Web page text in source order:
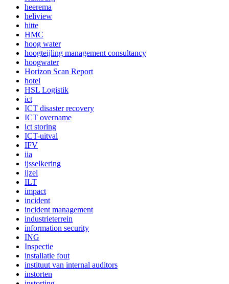
heerema
heliview
hitte
HMC
hoog water
hoogteijling management consultancy
hoogwater
Horizon Scan Report
hotel
HSL Logistik
ict
ICT disaster recovery
ICT overname
ict storing
ICT-uitval
IFV
iia
ijsselkering
ijzel
ILT
impact
incident
incident management
industrieterrein
information security
ING
Inspectie
installatie fout
instituut van internal auditors
instorten